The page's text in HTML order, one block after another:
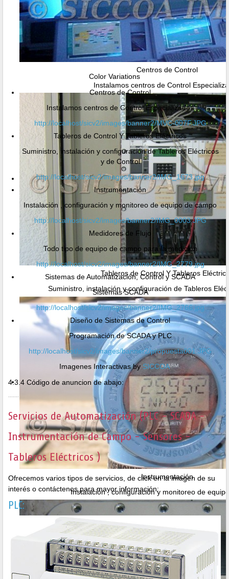
Centros de Control
Instalamos centros de Control
Tableros de Control Y Tableros
Suministro, instalación y configuración de Tableros
Instrumentación
Instalación , configuración y monitoreo de
Color Variations
Centros de Control
Instalamos centros de Control Especializados
http://localhost/sicv2/images/banner2/MVC-007F.JPG
Tableros de Control Y Tableros Eléctricos
Suministro, instalación y configuración de Tableros Eléctricos
y de Control
http://localhost/sicv2/images/banner2/IMG_1673.jpg
Instrumentación
Instalación , configuración y monitoreo de equipo de campo
http://localhost/sicv2/images/banner2/IMG_0003.JPG
Medidores de Flujo
Todo tipo de equipo de campo para la medición
http://localhost/sicv2/images/banner2/IMG_2779.jpg
Sistemas de Automatización, Control y SCADA
Sistemas SCADA
http://localhost/sicv2/images/banner2/IMG_2766.jpg
Diseño de Sistemas de Control
Programación de SCADA y PLC
http://localhost/sicv2/images/banner2/propuesta001.JPG
Imagenes Interactivas by SICCOA
4.3.4 Código de anuncion de abajo:
Servicios de Automatización (PLC - SCADA -
Instrumentación de Campo - Sensores -
Tableros Eléctricos )
Ofrecemos varios tipos de servicios, de click en la imagen de su
interés o contáctenos para mayor información:
PLC: